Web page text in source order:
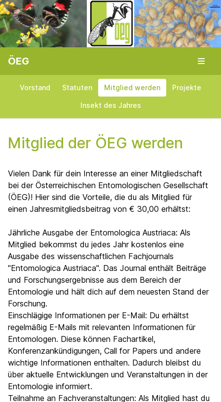
ÖEG
Vorstand Statuten Mitglied werden Projekte
Insekt des Jahres
Mitglied der ÖEG werden
Vielen Dank für dein Interesse an einer Mitgliedschaft
bei der Österreichischen Entomologischen Gesellschaft
(ÖEG)! Hier sind die Vorteile, die du als Mitglied für
einen Jahresmitgliedsbeitrag von € 30,00 erhältst:
Jährliche Ausgabe der Entomologica Austriaca: Als
Mitglied bekommst du jedes Jahr kostenlos eine
Ausgabe des wissenschaftlichen Fachjournals
"Entomologica Austriaca". Das Journal enthält Beiträge
und Forschungsergebnisse aus dem Bereich der
Entomologie und hält dich auf dem neuesten Stand der
Forschung.
Einschlägige Informationen per E-Mail: Du erhältst
regelmäßig E-Mails mit relevanten Informationen für
Entomologen. Diese können Fachartikel,
Konferenzankündigungen, Call for Papers und andere
wichtige Informationen enthalten. Dadurch bleibst du
über aktuelle Entwicklungen und Veranstaltungen in der
Entomologie informiert.
Teilnahme an Fachveranstaltungen: Als Mitglied hast du